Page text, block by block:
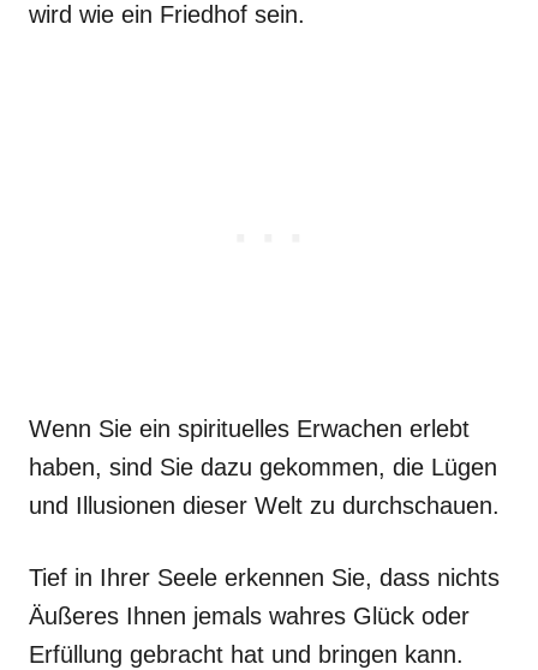
wird wie ein Friedhof sein.
Wenn Sie ein spirituelles Erwachen erlebt
haben, sind Sie dazu gekommen, die Lügen
und Illusionen dieser Welt zu durchschauen.
Tief in Ihrer Seele erkennen Sie, dass nichts
Äußeres Ihnen jemals wahres Glück oder
Erfüllung gebracht hat und bringen kann.